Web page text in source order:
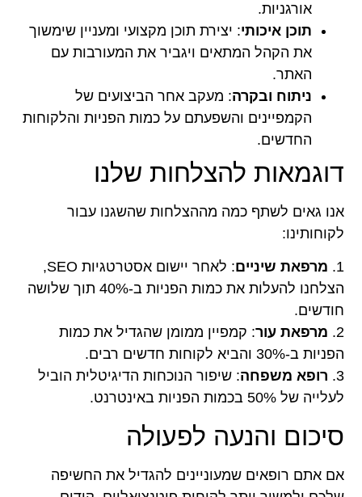
אורגניות.
תוכן איכותי: יצירת תוכן מקצועי ומעניין שימשוך
את הקהל המתאים ויגביר את המעורבות עם
האתר.
ניתוח ובקרה: מעקב אחר הביצועים של
הקמפיינים והשפעתם על כמות הפניות והלקוחות
החדשים.
דוגמאות להצלחות שלנו
אנו גאים לשתף כמה מההצלחות שהשגנו עבור
לקוחותינו:
1. מרפאת שיניים
: לאחר יישום אסטרטגיות SEO,
הצלחנו להעלות את כמות הפניות ב-40% תוך שלושה
חודשים.
2. מרפאת עור: קמפיין ממומן שהגדיל את כמות
הפניות ב-30% והביא לקוחות חדשים רבים.
3. רופא משפחה: שיפור הנוכחות הדיגיטלית הוביל
לעלייה של 50% בכמות הפניות באינטרנט.
סיכום והנעה לפעולה
אם אתם רופאים שמעוניינים להגדיל את החשיפה